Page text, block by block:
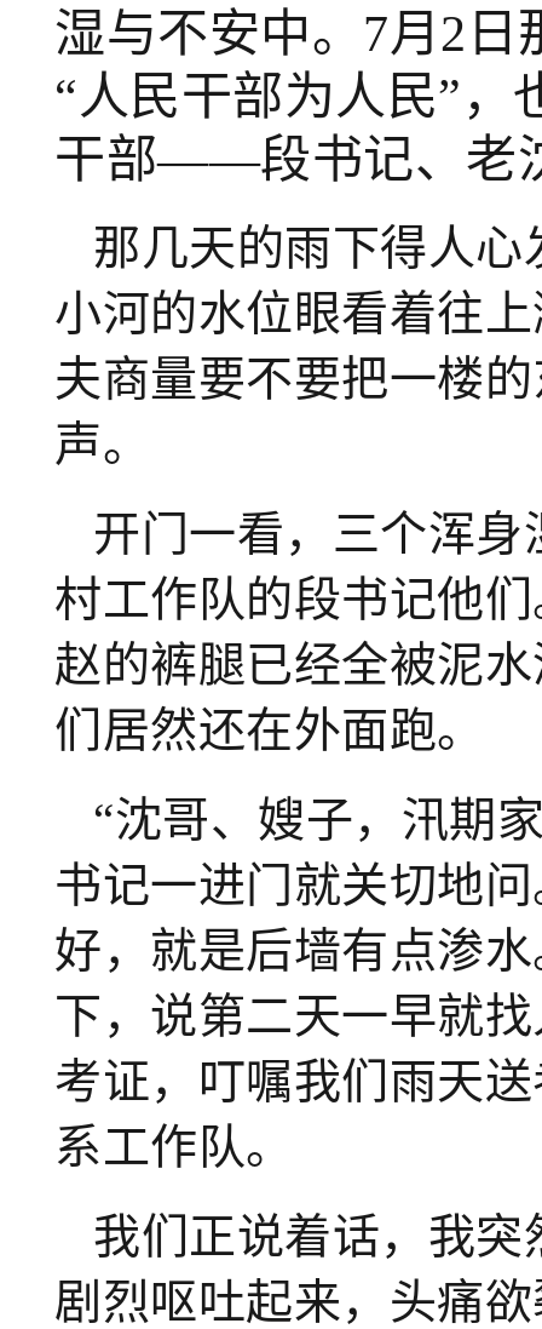
湿与不安中。7月2
“人民干部为人民”
干部——段书记、老
那几天的雨下得人
小河的水位眼看着往
夫商量要不要把一楼
声。
开门一看，三个浑
村工作队的段书记他
赵的裤腿已经全被泥
们居然还在外面跑。
“沈哥、嫂子，汛期
书记一进门就关切地
好，就是后墙有点渗
下，说第二天一早就
考证，叮嘱我们雨天
系工作队。
我们正说着话，我
剧烈呕吐起来，头痛